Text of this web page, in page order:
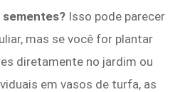
sementes? Isso pode parecer
mas se você for plantar
diretamente no jardim ou
em vasos de turfa, as